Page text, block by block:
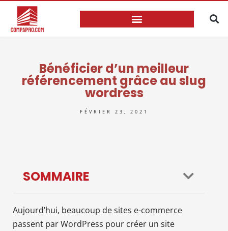
Bénéficier d’un meilleur
référencement grâce au slug
wordress
FÉVRIER 23, 2021
SOMMAIRE
Aujourd’hui, beaucoup de sites e-commerce
passent par WordPress pour créer un site